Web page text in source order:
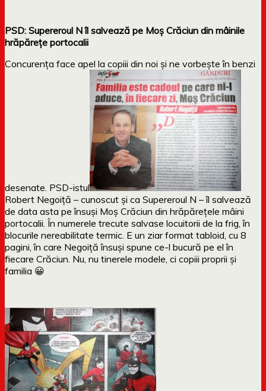
PSD: Supereroul N îl salvează pe Moș Crăciun din mâinile
hrăpărețe portocalii
Concurența face apel la copiii din noi și ne vorbește în benzi
desenate. PSD-istul
Robert Negoiță – cunoscut și ca Supereroul N – îl salvează
de data asta pe însuși Moș Crăciun din hrăpărețele mâini
portocalii. În numerele trecute salvase locuitorii de la frig, în
blocurile nereabilitate termic. E un ziar format tabloid, cu 8
pagini, în care Negoiță însuși spune ce-l bucură pe el în
fiecare Crăciun. Nu, nu tinerele modele, ci copiii proprii și
familia 😀